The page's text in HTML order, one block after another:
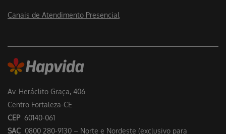
Av. Heráclito Graça, 406
Centro Fortaleza-CE
CEP 60140-061
SAC 0800 280-9130 – Norte e Nordeste (exclusivo para
Canais de Atendimento Presencial